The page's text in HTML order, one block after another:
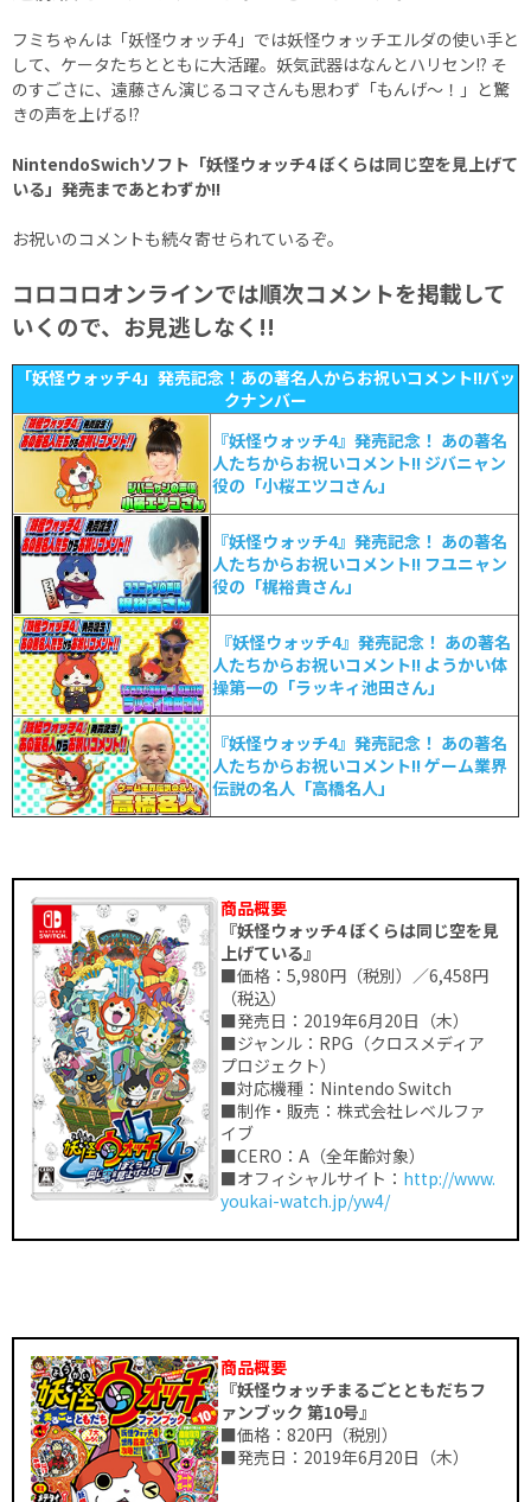
フミちゃんは「妖怪ウォッチ4」では妖怪ウォッチエルダの使い手と
して、ケータたちとともに大活躍。妖気武器はなんとハリセン!? そ
のすごさに、遠藤さん演じるコマさんも思わず「もんげ〜！」と驚
きの声を上げる!?
NintendoSwichソフト「妖怪ウォッチ4 ぼくらは同じ空を見上げて
いる」発売まであとわずか!!
お祝いのコメントも続々寄せられているぞ。
コロコロオンラインでは順次コメントを掲載して
いくので、お見逃しなく!!
「妖怪ウォッチ4」発売記念！あの著名人からお祝いコメント!!バッ
クナンバー
『妖怪ウォッチ4』発売記念！ あの著名
人たちからお祝いコメント!! ジバニャン
役の「小桜エツコさん」
『妖怪ウォッチ4』発売記念！ あの著名
人たちからお祝いコメント!! フユニャン
役の「梶裕貴さん」
『妖怪ウォッチ4』発売記念！ あの著名
人たちからお祝いコメント!! ようかい体
操第一の「ラッキィ池田さん」
『妖怪ウォッチ4』発売記念！ あの著名
人たちからお祝いコメント!! ゲーム業界
伝説の名人「高橋名人」
商品概要
『妖怪ウォッチ4 ぼくらは同じ空を見
上げている』
■価格：5,980円（税別）／6,458円
（税込）
■発売日：2019年6月20日（木）
■ジャンル：RPG（クロスメディア
プロジェクト）
■対応機種：Nintendo Switch
■制作・販売：株式会社レベルファ
イブ
■CERO：A（全年齢対象）
■オフィシャルサイト： http://www.
youkai-watch.jp/yw4/
商品概要
『妖怪ウォッチまるごとともだちフ
ァンブック 第10号』
■価格：820円（税別）
■発売日：2019年6月20日（木）